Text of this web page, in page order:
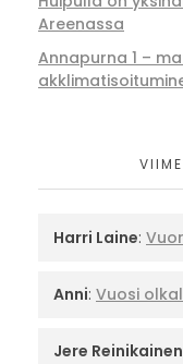
Areenassa
Annapurna 1 –
Harri Laine:
Anni: Vuosi
Jere Reinikainen